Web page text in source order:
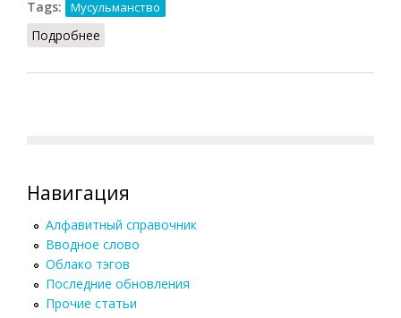
Tags:
Мусульманство
Подробнее
Навигация
Алфавитный справочник
Вводное слово
Облако тэгов
Последние обновления
Прочие статьи